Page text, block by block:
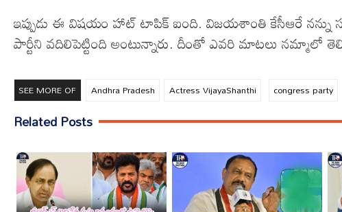
ఇప్పుడు ఈ విషయం హాట్ టాపిక్ ఐంది. విజయశాంతి కేసీఆరే
పార్టీని వదిలిపెట్టింది అంటున్నారు. దీంతో ఎవరి మాటలు నమ్మాలో
SEE MORE OF Andhra Pradesh Actress VijayaShanthi congress party
Related Posts